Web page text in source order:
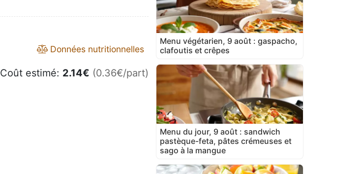
Données nutritionnelles
Coût estimé: 2.14€ (0.36€/part)
Menu végétarien, 9 août : gaspacho,
clafoutis et crêpes
Menu du jour, 9 août : sandwich
pastèque-feta, pâtes crémeuses et
sago à la mangue